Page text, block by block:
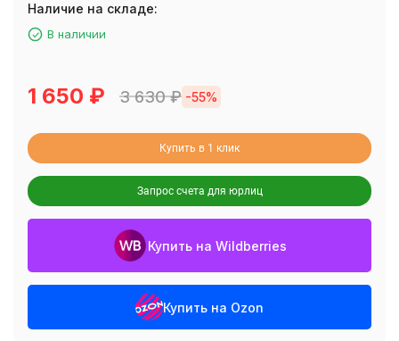
Наличие на складе:
В наличии
1 650 ₽ 3 630₽ -55%
Купить в 1 клик
Запрос счета для юрлиц
Купить на Wildberries
Купить на Ozon